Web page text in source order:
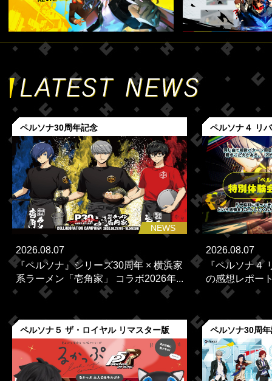
ペルソナ30周年記念
NEWS
2026.08.07
『ペルソナ』シリーズ30周年 × 横浜家
系ラーメン「壱角家」 コラボ2026年...
ペルソナ４ リ
2026.08.07
『ペルソナ４
の感想レポー
ペルソナ５ ザ・ロイヤル リマスター版 ペルソナ30周